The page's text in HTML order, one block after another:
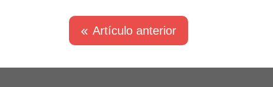
Artículo anterior